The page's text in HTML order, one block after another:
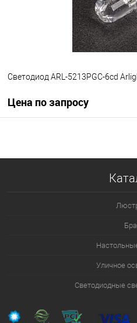
Светодиод ARL-5213PGC-6cd
Цена по запросу
Бра
Уличное
Светодиодные